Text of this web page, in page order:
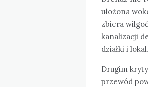
ułożona
zbiera
kanalizacji
działki i
Drugim
przewód